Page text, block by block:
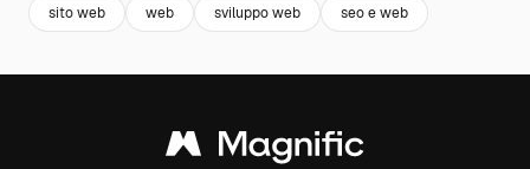
sito web web sviluppo web seo e web